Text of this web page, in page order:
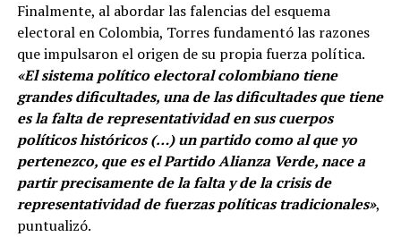
Finalmente, al abordar las falencias del esquema
electoral en Colombia, Torres fundamentó las razones
que impulsaron el origen de su propia fuerza política.
«El sistema político electoral colombiano tiene
grandes dificultades, una de las dificultades que tiene
es la falta de representatividad en sus cuerpos
políticos históricos (…) un partido como al que yo
pertenezco, que es el Partido Alianza Verde, nace a
partir precisamente de la falta y de la crisis de
representatividad de fuerzas políticas tradicionales»,
puntualizó.